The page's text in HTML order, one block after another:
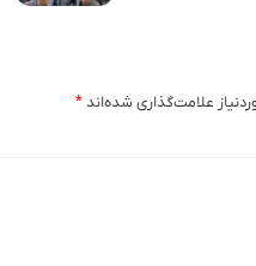
علامت‌گذاری شده‌اند*